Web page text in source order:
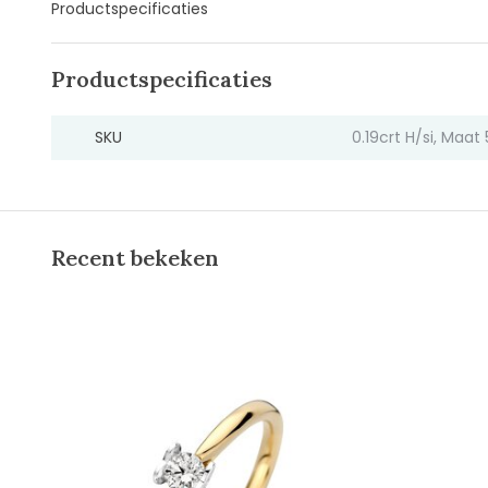
Productspecificaties
Productspecificaties
SKU 0.19crt H/si, Maat
Recent bekeken